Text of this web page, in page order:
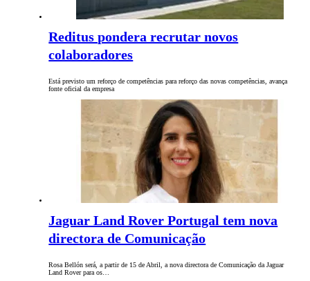
Reditus pondera recrutar novos
colaboradores
Está previsto um reforço de competências para reforço das novas competências, avança
fonte oficial da empresa
Jaguar Land Rover Portugal tem nova
directora de Comunicação
Rosa Bellón será, a partir de 15 de Abril, a nova directora de Comunicação da Jaguar
Land Rover para os…